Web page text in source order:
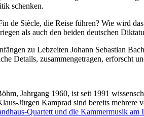
schenken.
de Siècle, die Reise führen? Wie wird
als auch den beiden deutschen
zu Lebzeiten Johann Sebastian
Details, zusammengetragen, erforscht
Jahrgang 1960, ist seit 1991
Jürgen Kamprad sind bereits mehrere
Quartett und die Kammermusik am